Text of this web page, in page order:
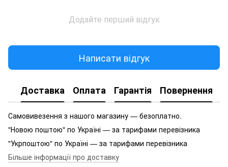
Додайте перший відгук
Написати відгук
Доставка Оплата Гарантія Повернення
Самовивезення з нашого магазину — безоплатно.
"Новою поштою" по Україні — за тарифами перевізника
"Укрпоштою" по Україні — за тарифами перевізника
Більше інформації про доставку